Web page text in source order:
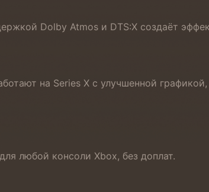
Dolby Atmos и DTS:X создаёт
на Series X с улучшенной
любой консоли Xbox, без доплат.